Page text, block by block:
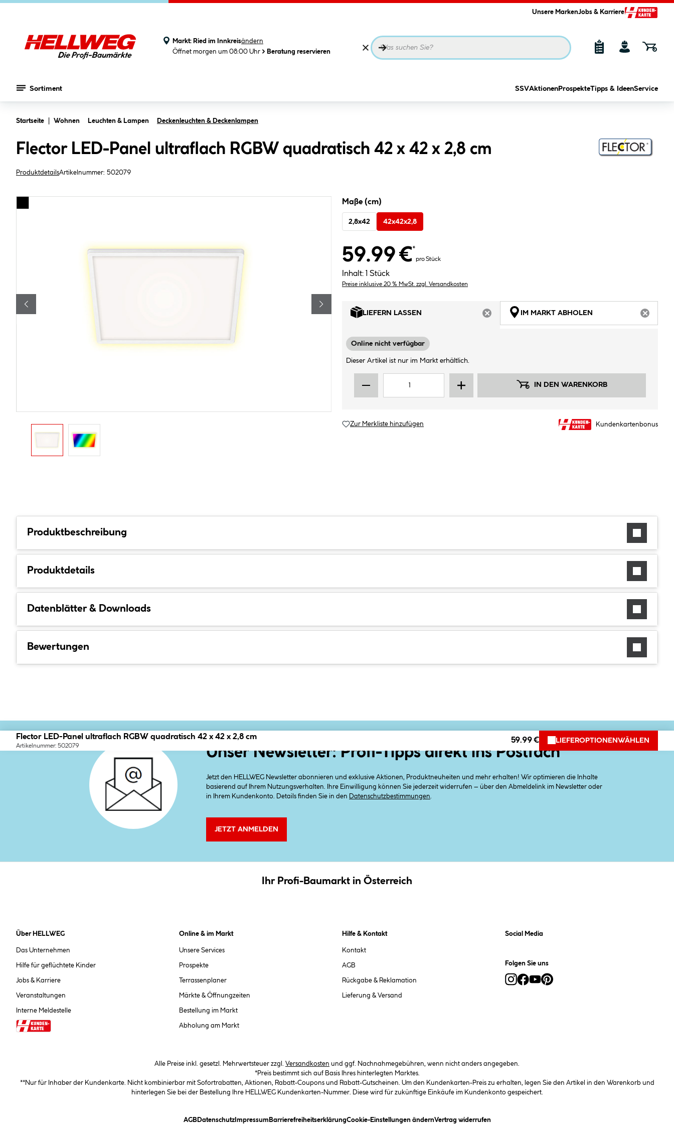
Unsere MarkenJobs & Karriere
Markt: Ried im Innkreisändern
Öffnet morgen um 08:00 Uhr
Beratung reservieren
Sortiment SSVAktionen ProspekteTipps & IdeenService
Startseite Wohnen Leuchten & Lampen Deckenleuchten & Deckenlampen
Flector LED-Panel ultraflach RGBW quadratisch 42 x 42 x 2,8 cm
ProduktdetailsArtikelnummer: 502079
Maße (cm)
2,8x42 42x42x2,8
59.99 €*
pro Stück
Inhalt: 1 Stück
Preise inklusive 20 % MwSt. zzgl. Versandkosten
LIEFERN LASSEN
ARTIKEL NICHT VERFÜGBAR
IM MARKT ABHOLEN
Online nicht verfügbar
Dieser Artikel ist nur im Markt erhältlich.
IN DEN WARENKORB
Zur Merkliste hinzufügen Kundenkartenbonus
Produktbeschreibung
Produktdetails
Datenblätter & Downloads
Bewertungen
Flector LED-Panel ultraflach RGBW quadratisch 42 x 42 x 2,8 cm
Artikelnummer: 502079
59.99 € LIEFEROPTIONEN WÄHLEN
Unser Newsletter: Profi-Tipps direkt ins Postfach
Jetzt den HELLWEG Newsletter abonnieren und exklusive Aktionen, Produktneuheiten und mehr erhalten! Wir optimieren die Inhalte
basierend auf Ihrem Nutzungsverhalten. Ihre Einwilligung können Sie jederzeit widerrufen – über den Abmeldelink im Newsletter oder
in Ihrem Kundenkonto. Details finden Sie in den
Datenschutzbestimmungen
JETZT ANMELDEN
Ihr Profi-Baumarkt in Österreich
Über HELLWEG
Das Unternehmen
Hilfe für geflüchtete Kinder
Jobs & Karriere
Veranstaltungen
Interne Meldestelle
Online & im Markt
Unsere Services
Prospekte
Terrassenplaner
Märkte & Öffnungzeiten
Bestellung im Markt
Abholung am Markt
Hilfe & Kontakt
Kontakt
AGB
Rückgabe & Reklamation
Lieferung & Versand
Social Media
Folgen Sie uns
Alle Preise inkl. gesetzl. Mehrwertsteuer zzgl. Versandkosten und ggf. Nachnahmegebühren, wenn nicht anders angegeben.
*Preis bestimmt sich auf Basis Ihres hinterlegten Marktes.
**Nur für Inhaber der Kundenkarte. Nicht kombinierbar mit Sofortrabatten, Aktionen, Rabatt-Coupons und Rabatt-Gutscheinen. Um den Kundenkarten-Preis zu erhalten, legen Sie den Artikel in den Warenkorb und
hinterlegen Sie bei der Bestellung Ihre HELLWEG Kundenkarten-Nummer. Diese wird für zukünftige Einkäufe im Kundenkonto gespeichert.
AGB(öffnet ein Dialogfeld)
Datenschutz(öffnet ein Dialogfeld)
Impressum(öffnet ein Dialogfeld)
Barrierefreiheitserklärung(öffnet ein Dialogfeld)
Cookie-Einstellungen ändern(öffnet ein Dialogfeld)
Vertrag widerrufen